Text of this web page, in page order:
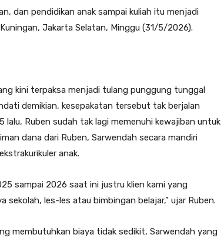
dan pendidikan anak sampai kuliah itu menjadi
Jakarta Selatan, Minggu (31/5/2026).
kini terpaksa menjadi tulang punggung tunggal
demikian, kesepakatan tersebut tak berjalan
Ruben sudah tak lagi memenuhi kewajiban untuk
dana dari Ruben, Sarwendah secara mandiri
anak.
sampai 2026 saat ini justru klien kami yang
sekolah, les-les atau bimbingan belajar,” ujar Ruben.
membutuhkan biaya tidak sedikit, Sarwendah yang